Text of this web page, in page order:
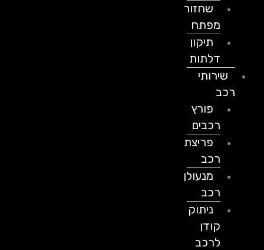
שחזור
מפתח
תיקון
דלתות
שירותי
פורץ
רכבים
פריצת
מנעולן
ניתוק
לרכב